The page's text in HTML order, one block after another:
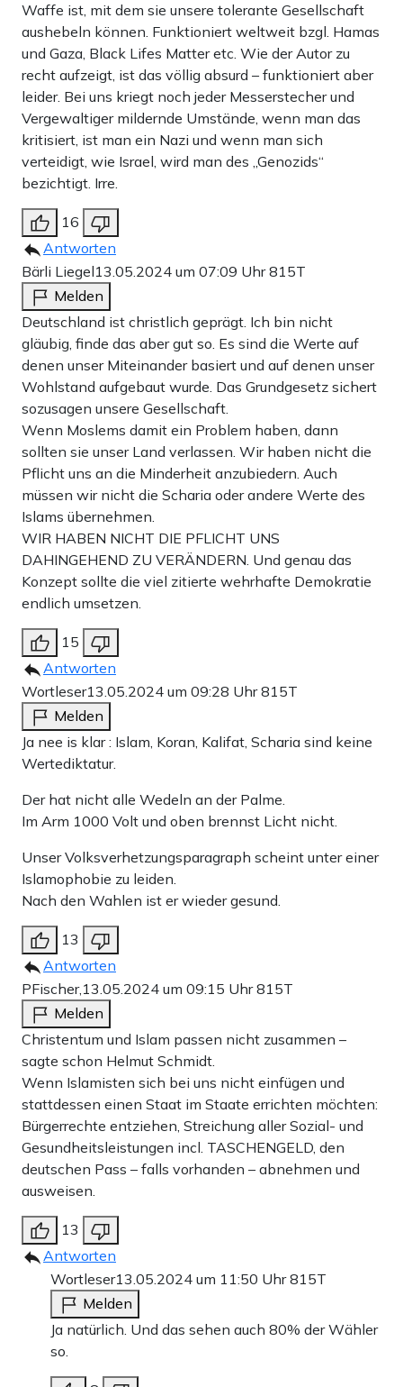
Waffe ist, mit dem sie unsere tolerante Gesellschaft
aushebeln können. Funktioniert weltweit bzgl. Hamas
und Gaza, Black Lifes Matter etc. Wie der Autor zu
recht aufzeigt, ist das völlig absurd – funktioniert aber
leider. Bei uns kriegt noch jeder Messerstecher und
Vergewaltiger mildernde Umstände, wenn man das
kritisiert, ist man ein Nazi und wenn man sich
verteidigt, wie Israel, wird man des „Genozids“
bezichtigt. Irre.
16
Antworten
Bärli Liegel13.05.2024 um 07:09 Uhr815T
Melden
Deutschland ist christlich geprägt. Ich bin nicht
gläubig, finde das aber gut so. Es sind die Werte auf
denen unser Miteinander basiert und auf denen unser
Wohlstand aufgebaut wurde. Das Grundgesetz sichert
sozusagen unsere Gesellschaft.
Wenn Moslems damit ein Problem haben, dann
sollten sie unser Land verlassen. Wir haben nicht die
Pflicht uns an die Minderheit anzubiedern. Auch
müssen wir nicht die Scharia oder andere Werte des
Islams übernehmen.
WIR HABEN NICHT DIE PFLICHT UNS
DAHINGEHEND ZU VERÄNDERN. Und genau das
Konzept sollte die viel zitierte wehrhafte Demokratie
endlich umsetzen.
15
Antworten
Wortleser13.05.2024 um 09:28 Uhr815T
Melden
Ja nee is klar : Islam, Koran, Kalifat, Scharia sind keine
Wertediktatur.
Der hat nicht alle Wedeln an der Palme.
Im Arm 1000 Volt und oben brennst Licht nicht.
Unser Volksverhetzungsparagraph scheint unter einer
Islamophobie zu leiden.
Nach den Wahlen ist er wieder gesund.
13
Antworten
PFischer,13.05.2024 um 09:15 Uhr815T
Melden
Christentum und Islam passen nicht zusammen –
sagte schon Helmut Schmidt.
Wenn Islamisten sich bei uns nicht einfügen und
stattdessen einen Staat im Staate errichten möchten:
Bürgerrechte entziehen, Streichung aller Sozial- und
Gesundheitsleistungen incl. TASCHENGELD, den
deutschen Pass – falls vorhanden – abnehmen und
ausweisen.
13
Antworten
Wortleser13.05.2024 um 11:50 Uhr815T
Melden
Ja natürlich. Und das sehen auch 80% der Wähler
so.